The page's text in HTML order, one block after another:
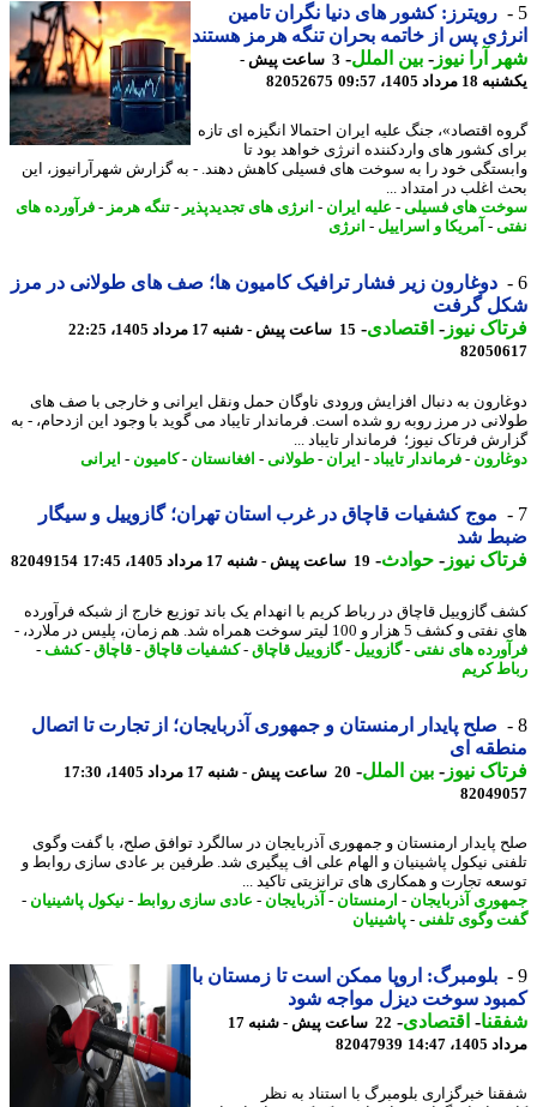
رویترز: کشور های دنیا نگران تامین
پس از خاتمه بحران تنگه هرمز هستند
آرا نیوز-بین الملل- 3 ساعت پیش -
1405، 09:57
82052675
اقتصاد»، جنگ علیه ایران احتمالا انگیزه ای تازه
کشور های واردکننده انرژی خواهد بود تا
خود را به سوخت های فسیلی کاهش دهند. - به گزارش شهرآرانیوز، این
اغلب در امتداد ...
های فسیلی-علیه ایران - انرژی های تجدیدپذیر-تنگه هرمز- فرآورده های
-آمریکا و اسراییل -انرژی
دوغارون زیر فشار ترافیک کامیون ها؛ صف های طولانی در مرز
گرفت
نیوز-اقتصادی-15 ساعت پیش - شنبه 17 مرداد 1405، 22:25
به دنبال افزایش ورودی ناوگان حمل ونقل ایرانی و خارجی با صف های
در مرز روبه رو شده است. فرماندار تایباد می گوید با وجود این ازدحام، - به
فرتاک نیوز؛ فرماندار تایباد ...
-فرماندار تایباد-ایران - طولانی-افغانستان-کامیون-ایرانی
موج کشفیات قاچاق در غرب استان تهران؛ گازوییل و سیگار
شد
نیوز-حوادث -19 ساعت پیش - شنبه 17 مرداد 1405، 17:45 82049154
گازوییل قاچاق در رباط کریم با انهدام یک باند توزیع خارج از شبکه فرآورده
5 هزار و 100 لیتر سوخت همراه شد. هم زمان، پلیس در ملارد، -
های نفتی-گازوییل -گازوییل قاچاق-کشفیات قاچاق-قاچاق-کشف-
کریم
صلح پایدار ارمنستان و جمهوری آذربایجان؛ از تجارت تا اتصال
ای
نیوز-بین الملل-20 ساعت پیش - شنبه 17 مرداد 1405، 17:30
پایدار ارمنستان و جمهوری آذربایجان در سالگرد توافق صلح، با گفت وگوی
نیکول پاشینیان و الهام علی اف پیگیری شد. طرفین بر عادی سازی روابط و
تجارت و همکاری های ترانزیتی تاکید ...
آذربایجان-ارمنستان-آذربایجان-عادی سازی روابط-نیکول پاشینیان-
وگوی تلفنی-پاشینیان
بلومبرگ: اروپا ممکن است تا زمستان با
سوخت دیزل مواجه شود
-اقتصادی-
22 ساعت پیش - شنبه 17
14:47
82047939
خبرگزاری بلومبرگ با استناد به نظر